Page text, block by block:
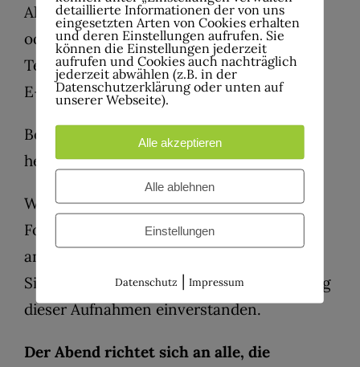
Alternativ ist eine Anmeldung telefonisch
oder per E-Mail möglich:
Telefon: 02334 92 91 90
E-Mail: info@werkhof-kulturzentrum.de
Bei Fragen oder Unterstützungsbedarf
helfen wir Ihnen gerne weiter.
Während der Veranstaltung werden
Fotografien und Videoaufnahmen
angefertigt. Mit Ihrer Anmeldung erklären
Sie sich mit der möglichen Veröffentlichung
dieser Aufnahmen einverstanden.
Der Abend richtet sich an alle, die
detaillierte Informationen der von uns
eingesetzten Arten von Cookies erhalten
und deren Einstellungen aufrufen. Sie
können die Einstellungen jederzeit
aufrufen und Cookies auch nachträglich
jederzeit abwählen (z.B. in der
Datenschutzerklärung oder unten auf
unserer Webseite).
Alle akzeptieren
Alle ablehnen
Einstellungen
Datenschutz |Impressum